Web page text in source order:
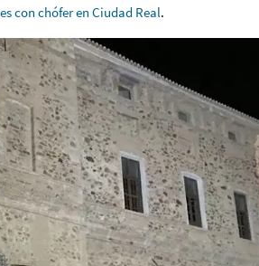
con chófer en Ciudad Real.